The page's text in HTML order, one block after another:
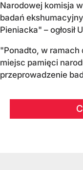
Narodowej komisja
badań
Pieniacka" – ogłosił
"Ponadto, w ramach
miejsc pamięci
przeprowadzenie